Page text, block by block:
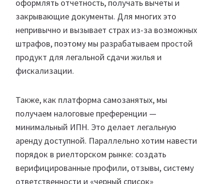
оформлять отчетность, получать вычеты и
закрывающие документы. Для многих это
непривычно и вызывает страх из-за возможных
штрафов, поэтому мы разрабатываем простой
продукт для легальной сдачи жилья и
фискализации.
Также, как платформа самозанятых, мы
получаем налоговые преференции —
минимальный ИПН. Это делает легальную
аренду доступной. Параллельно хотим навести
порядок в риелторском рынке: создать
верифицированные профили, отзывы, систему
ответственности и «черный список»